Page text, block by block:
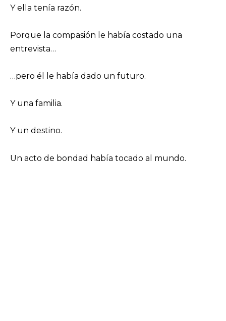
Y ella tenía razón.
Porque la compasión le había costado una
entrevista…
…pero él le había dado un futuro.
Y una familia.
Y un destino.
Un acto de bondad había tocado al mundo.